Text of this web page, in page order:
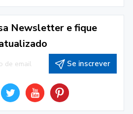
Newsletter e fique
Se inscrever